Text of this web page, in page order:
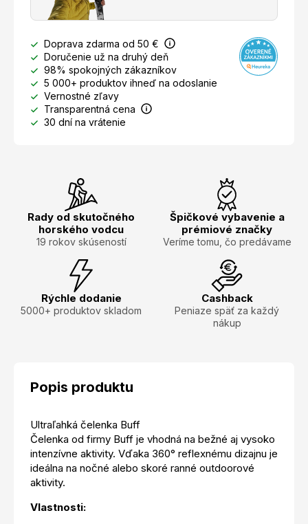
Doprava zdarma od 50 €
Doručenie už na druhý deň
98% spokojných zákazníkov
5 000+ produktov ihneď na odoslanie
Vernostné zľavy
Transparentná cena
30 dní na vrátenie
Rady od skutočného
horského vodcu
19 rokov skúseností
Špičkové vybavenie a
prémiové značky
Veríme tomu, čo predávame
Rýchle dodanie
5000+ produktov skladom
Cashback
Peniaze späť za každý
nákup
Popis produktu
Ultraľahká čelenka Buff
Čelenka od firmy Buff je vhodná na bežné aj vysoko
intenzívne aktivity. Vďaka 360° reflexnému dizajnu je
ideálna na nočné alebo skoré ranné outdoorové
aktivity.
Vlastnosti: